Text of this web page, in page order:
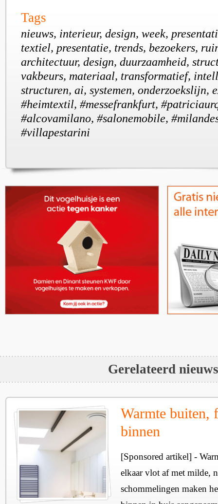
Tags
nieuws, interieur, design, week,
textiel, presentatie, trends, bezoekers,
architectuur, design, duurzaamheid,
vakbeurs, materiaal, transformatief,
structuren, ai, systemen, onderzoekslijn,
#heimtextil, #messefrankfurt,
#alcovamilano, #salonemobile,
#villapestarini
Gerelateerd nieuws
Warmte buiten,
binnen
[Sponsored artikel] -
elkaar vlot af met milde,
schommelingen maken